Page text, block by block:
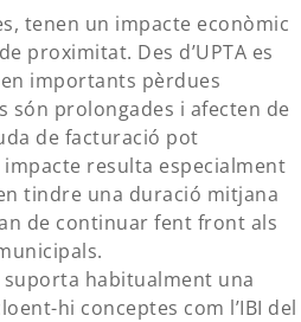
tenen un impacte econòmic
proximitat. Des d’UPTA es
importants pèrdues
són prolongades i afecten de
de facturació pot
resulta especialment
tindre una duració mitjana
de continuar fent front als
suporta habitualment una
hi conceptes com l’IBI del